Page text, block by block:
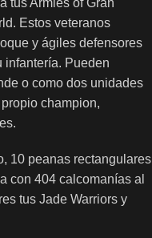
Estos veteranos
y ágiles defensores
infantería. Pueden
o como dos unidades
champion,
10 peanas rectangulares
con 404 calcomanías al
tus Jade Warriors y